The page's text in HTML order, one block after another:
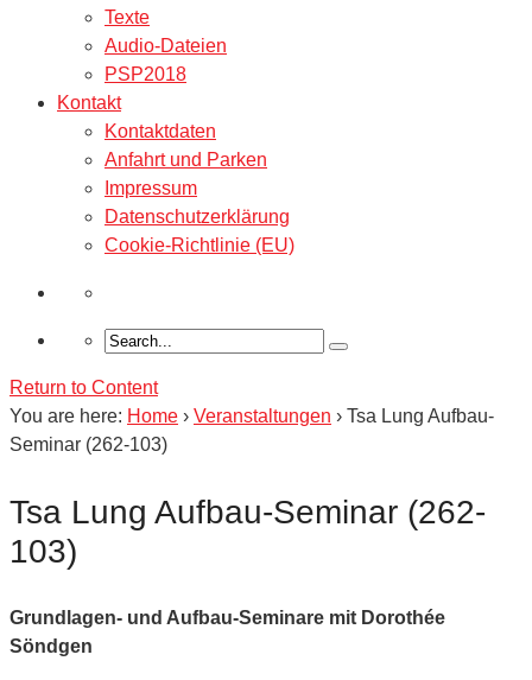
Texte
Audio-Dateien
PSP2018
Kontakt
Kontaktdaten
Anfahrt und Parken
Impressum
Datenschutzerklärung
Cookie-Richtlinie (EU)
Return to Content
You are here: Home › Veranstaltungen › Tsa Lung Aufbau-
Seminar (262-103)
Tsa Lung Aufbau-Seminar (262-
103)
Grundlagen- und Aufbau-Seminare mit Dorothée
Söndgen